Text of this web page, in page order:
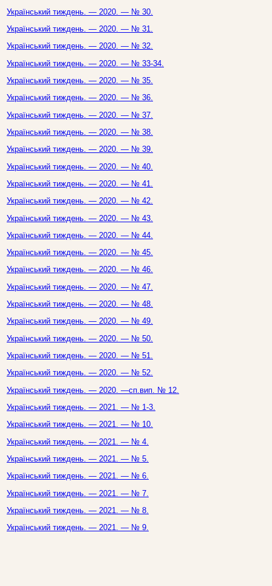
Український тиждень. — 2020. — № 30.
Український тиждень. — 2020. — № 31.
Український тиждень. — 2020. — № 32.
Український тиждень. — 2020. — № 33-34.
Український тиждень. — 2020. — № 35.
Український тиждень. — 2020. — № 36.
Український тиждень. — 2020. — № 37.
Український тиждень. — 2020. — № 38.
Український тиждень. — 2020. — № 39.
Український тиждень. — 2020. — № 40.
Український тиждень. — 2020. — № 41.
Український тиждень. — 2020. — № 42.
Український тиждень. — 2020. — № 43.
Український тиждень. — 2020. — № 44.
Український тиждень. — 2020. — № 45.
Український тиждень. — 2020. — № 46.
Український тиждень. — 2020. — № 47.
Український тиждень. — 2020. — № 48.
Український тиждень. — 2020. — № 49.
Український тиждень. — 2020. — № 50.
Український тиждень. — 2020. — № 51.
Український тиждень. — 2020. — № 52.
Український тиждень. — 2020. —сп.вип. № 12.
Український тиждень. — 2021. — № 1-3.
Український тиждень. — 2021. — № 10.
Український тиждень. — 2021. — № 4.
Український тиждень. — 2021. — № 5.
Український тиждень. — 2021. — № 6.
Український тиждень. — 2021. — № 7.
Український тиждень. — 2021. — № 8.
Український тиждень. — 2021. — № 9.